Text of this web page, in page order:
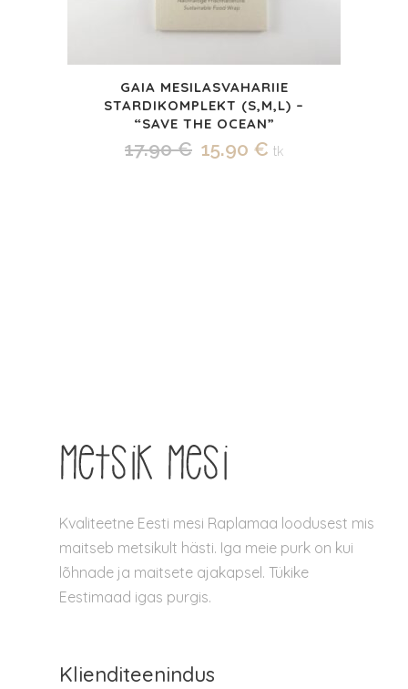
GAIA MESILASVAHARIIE
STARDIKOMPLEKT (S,M,L) –
“SAVE THE OCEAN”
17.90€ Algne
15.90 € Praegune
tk
Kvaliteetne Eesti mesi Raplamaa loodusest mis
maitseb metsikult hästi. Iga meie purk on kui
lõhnade ja maitsete ajakapsel. Tükike
Eestimaad igas purgis.
Klienditeenindus